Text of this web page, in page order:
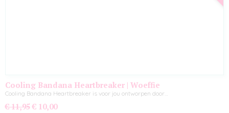
Cooling Bandana Heartbreaker | Woeffie
Cooling Bandana Heartbreaker is voor jou ontworpen door…
€ 11,95 € 10,00